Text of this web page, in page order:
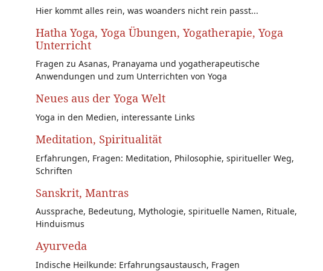
Hier kommt alles rein, was woanders nicht rein passt...
Hatha Yoga, Yoga Übungen, Yogatherapie, Yoga
Unterricht
Fragen zu Asanas, Pranayama und yogatherapeutische
Anwendungen und zum Unterrichten von Yoga
Neues aus der Yoga Welt
Yoga in den Medien, interessante Links
Meditation, Spiritualität
Erfahrungen, Fragen: Meditation, Philosophie, spiritueller Weg,
Schriften
Sanskrit, Mantras
Aussprache, Bedeutung, Mythologie, spirituelle Namen, Rituale,
Hinduismus
Ayurveda
Indische Heilkunde: Erfahrungsaustausch, Fragen